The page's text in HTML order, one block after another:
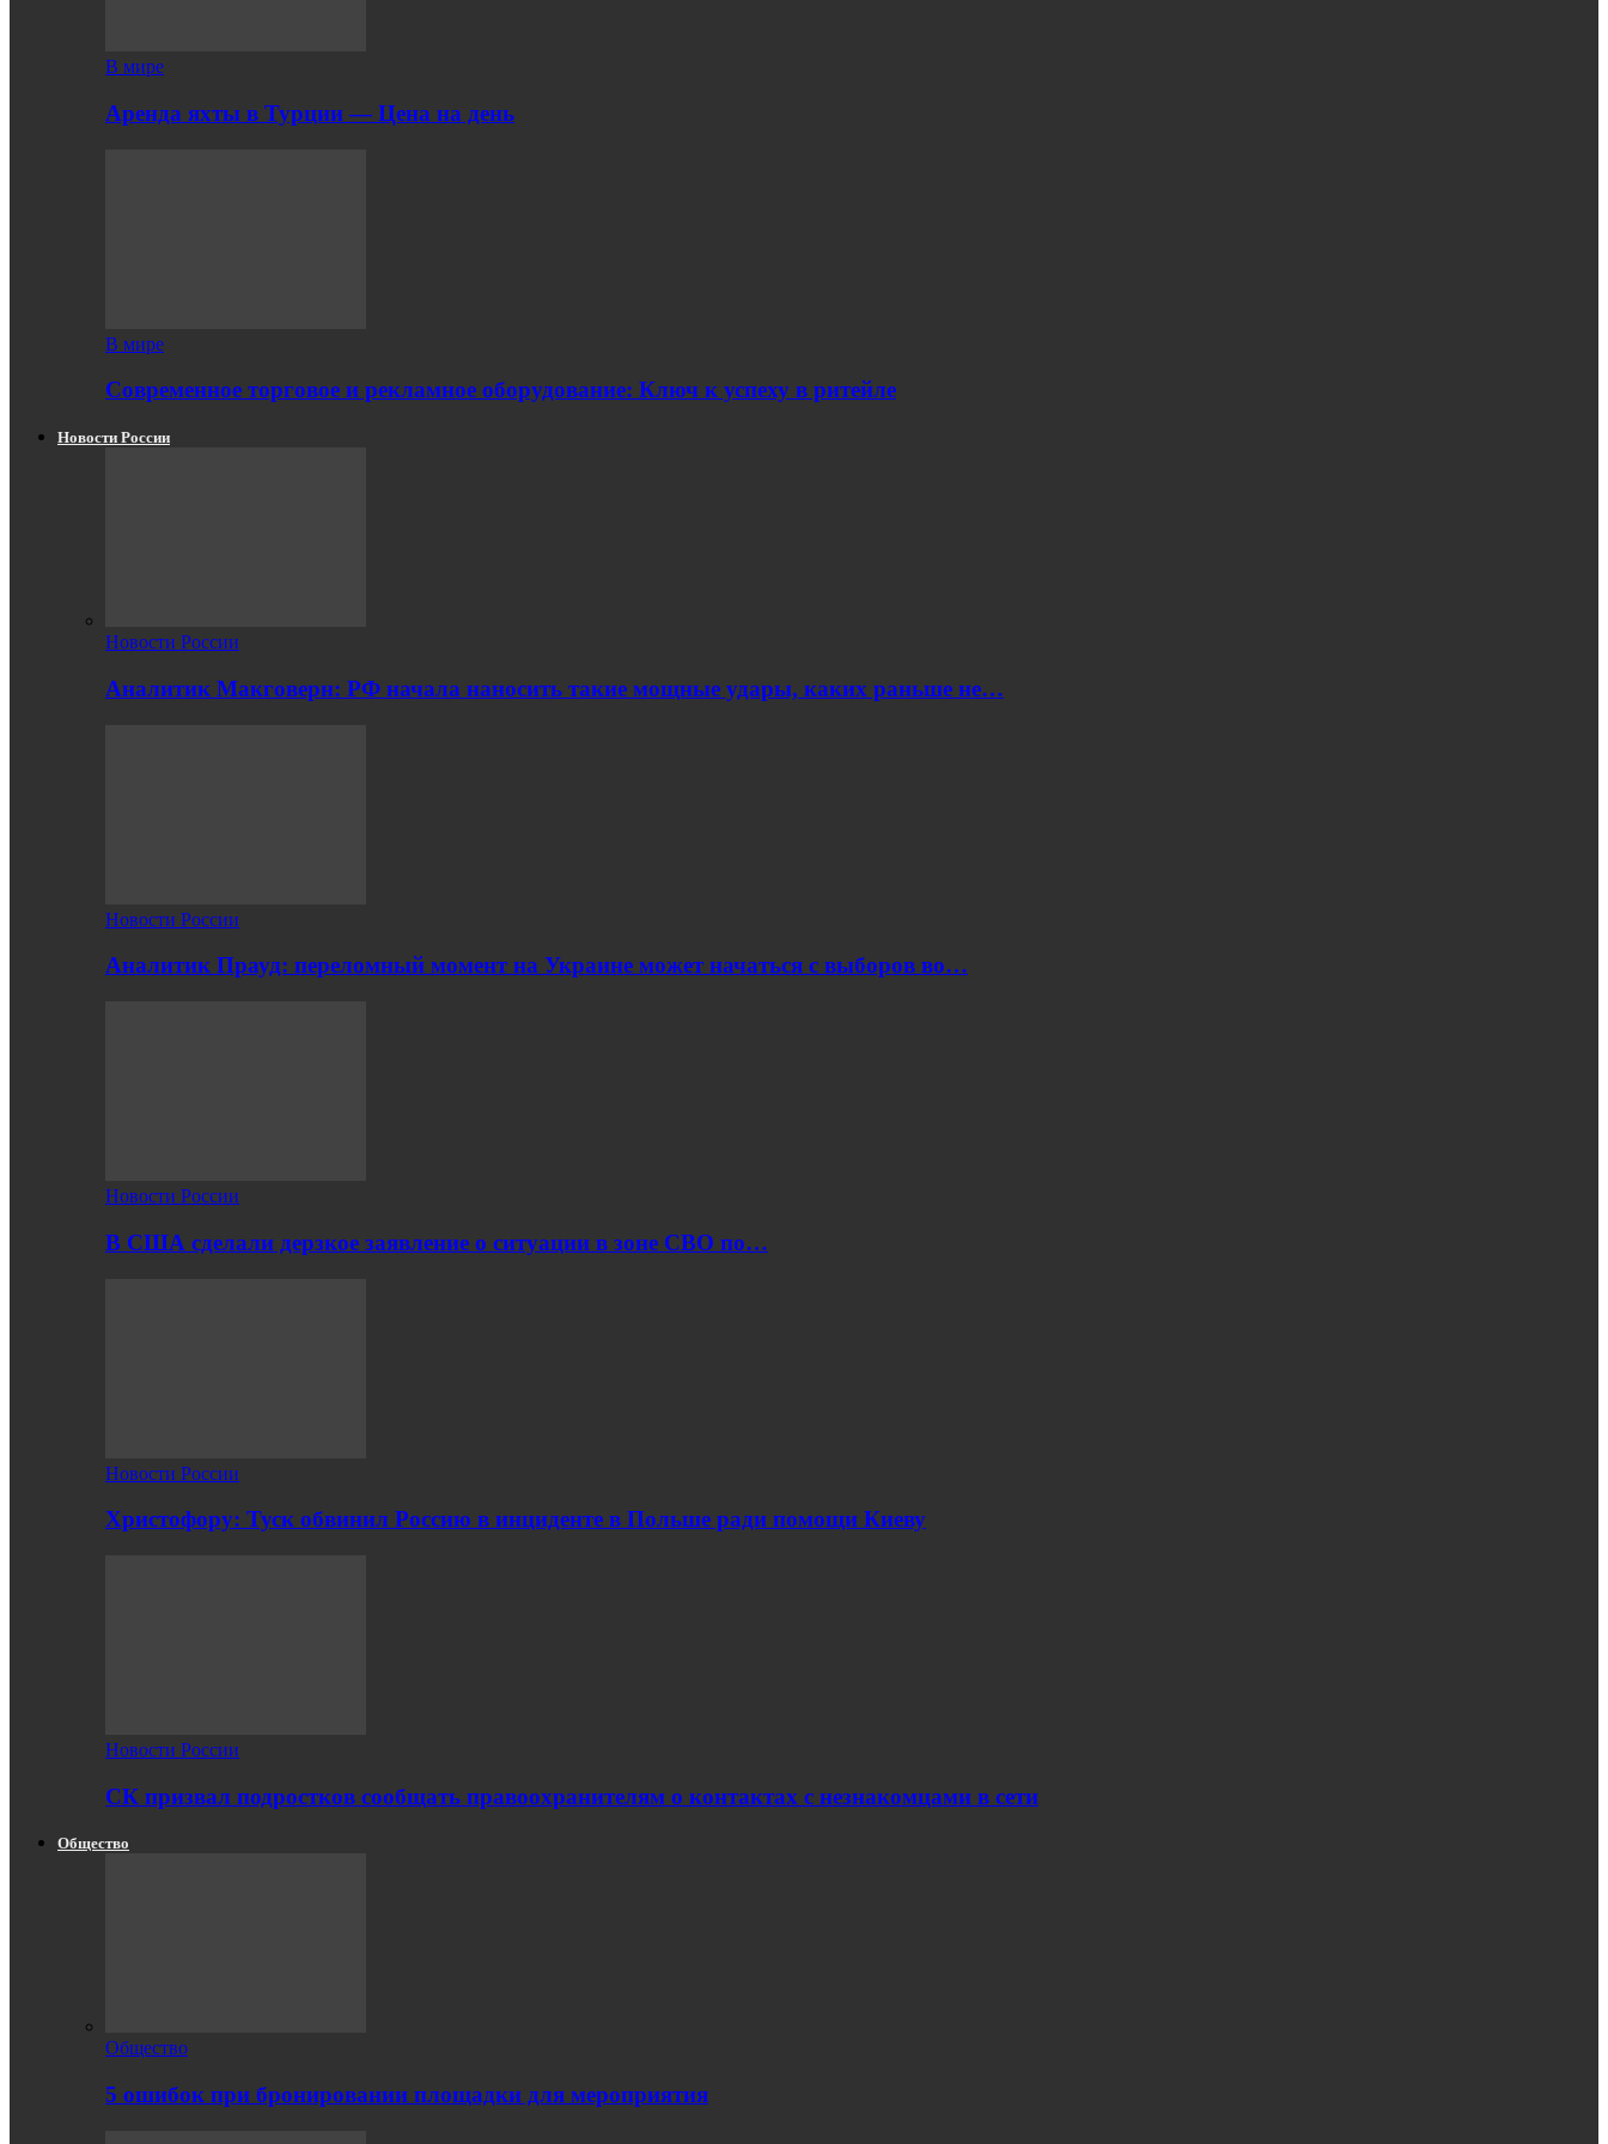
В мире
Аренда яхты в Турции — Цена на день
В мире
Современное торговое и рекламное оборудование: Ключ к успеху в ритейле
Новости России
Новости России
Аналитик Макговерн: РФ начала наносить такие мощные удары, каких раньше не…
Новости России
Аналитик Прауд: переломный момент на Украине может начаться с выборов во…
Новости России
В США сделали дерзкое заявление о ситуации в зоне СВО по…
Новости России
Христофору: Туск обвинил Россию в инциденте в Польше ради помощи Киеву
Новости России
СК призвал подростков сообщать правоохранителям о контактах с незнакомцами в сети
Общество
Общество
5 ошибок при бронировании площадки для мероприятия